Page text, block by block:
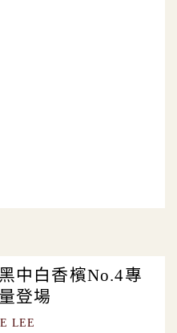
中白香檳No.4專
登場
LEE